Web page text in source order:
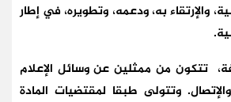
والإرتقاء به، ودعمه، وتطويره، في إطار
تتكون من ممثلين عن وسائل الإعلام
وتتولى طبقا لمقتضيات المادة